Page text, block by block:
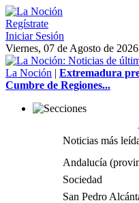
Regístrate
Iniciar Sesión
Viernes, 07 de Agosto de
La Noción | Extremadura
Cumbre de Regiones...
Noticias más
Andalucía
Sociedad
San Pedro